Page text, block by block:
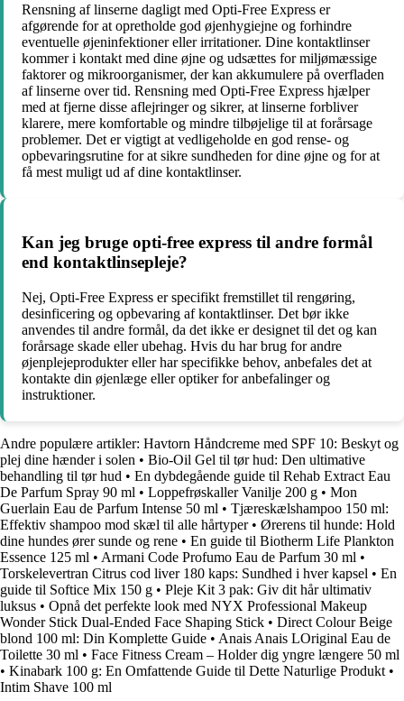
Rensning af linserne dagligt med Opti-Free Express er
afgørende for at opretholde god øjenhygiejne og forhindre
eventuelle øjeninfektioner eller irritationer. Dine kontaktlinser
kommer i kontakt med dine øjne og udsættes for miljømæssige
faktorer og mikroorganismer, der kan akkumulere på overfladen
af ​​linserne over tid. Rensning med Opti-Free Express hjælper
med at fjerne disse aflejringer og sikrer, at linserne forbliver
klarere, mere komfortable og mindre tilbøjelige til at forårsage
problemer. Det er vigtigt at vedligeholde en god rense- og
opbevaringsrutine for at sikre sundheden for dine øjne og for at
få mest muligt ud af dine kontaktlinser.
Kan jeg bruge opti-free express til andre formål
end kontaktlinsepleje?
Nej, Opti-Free Express er specifikt fremstillet til rengøring,
desinficering og opbevaring af kontaktlinser. Det bør ikke
anvendes til andre formål, da det ikke er designet til det og kan
forårsage skade eller ubehag. Hvis du har brug for andre
øjenplejeprodukter eller har specifikke behov, anbefales det at
kontakte din øjenlæge eller optiker for anbefalinger og
instruktioner.
Andre populære artikler: Havtorn Håndcreme med SPF 10: Beskyt og
plej dine hænder i solen • Bio-Oil Gel til tør hud: Den ultimative
behandling til tør hud • En dybdegående guide til Rehab Extract Eau
De Parfum Spray 90 ml • Loppefrøskaller Vanilje 200 g • Mon
Guerlain Eau de Parfum Intense 50 ml • Tjæreskælshampoo 150 ml:
Effektiv shampoo mod skæl til alle hårtyper• Ørerens til hunde: Hold
dine hundes ører sunde og rene • En guide til Biotherm Life Plankton
Essence 125 ml • Armani Code Profumo Eau de Parfum 30 ml •
Torskelevertran Citrus cod liver 180 kaps: Sundhed i hver kapsel • En
guide til Softice Mix 150 g • Pleje Kit 3 pak: Giv dit hår ultimativ
luksus • Opnå det perfekte look med NYX Professional Makeup
Wonder Stick Dual-Ended Face Shaping Stick • Direct Colour Beige
blond 100 ml: Din Komplette Guide • Anais Anais LOriginal Eau de
Toilette 30 ml • Face Fitness Cream – Holder dig yngre længere 50 ml
• Kinabark 100 g: En Omfattende Guide til Dette Naturlige Produkt •
Intim Shave 100 ml